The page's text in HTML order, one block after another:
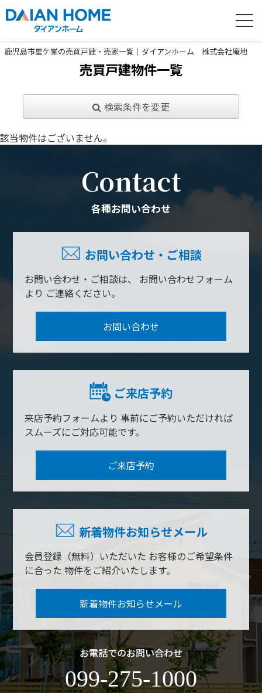
鹿児島市星ケ峯の売買戸建・売家一覧｜ダイアンホーム 株式会社庵地
売買戸建物件一覧
検索条件を変更
該当物件はございません。
Contact
各種お問い合わせ
お問い合わせ・ご相談
お問い合わせ・ご相談は、
お問い合わせフォーム
より ご連絡ください。
お問い合わせ
ご来店予約
来店予約フォームより 事前にご予約いただければ
スムーズにご対応可能です。
ご来店予約
新着物件お知らせメール
会員登録（無料）いただいた お客様のご希望条件
に合った 物件をご紹介いたします。
新着物件お知らせメール
お電話でのお問い合わせ
099-275-1000